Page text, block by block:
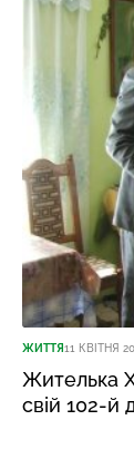
ЖИТТЯ11 КВІТНЯ
Жителька
свій 102-й